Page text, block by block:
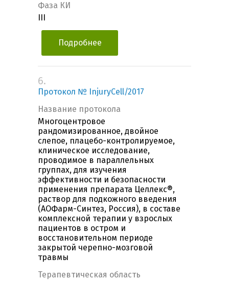
Фаза КИ
Подробнее
6.
Протокол № InjuryCell/2017
Название протокола
Многоцентровое
рандомизированное, двойное
слепое, плацебо-контролируемое,
клиническое исследование,
проводимое в параллельных
группах, для изучения
эффективности и безопасности
применения препарата Целлекс®,
раствор для подкожного введения
(АОФарм-Синтез, Россия), в составе
комплексной терапии у взрослых
пациентов в остром и
восстановительном периоде
закрытой черепно-мозговой
травмы
Терапевтическая область